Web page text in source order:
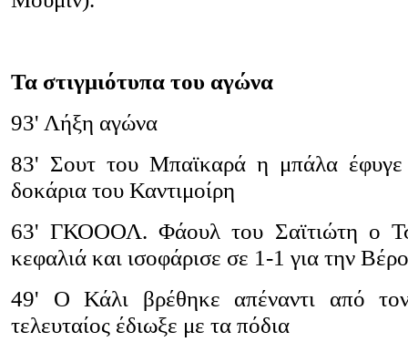
Τα στιγμιότυπα του αγώνα
93' Λήξη αγώνα
83' Σουτ του Μπαϊκαρά η μπάλα
δοκάρια του Καντιμοίρη
63' ΓΚΟΟΟΛ. Φάουλ του Σαϊτιώτη ο
κεφαλιά και ισοφάρισε σε 1-1 για την
49' Ο Κάλι βρέθηκε απέναντι από
τελευταίος έδιωξε με τα πόδια